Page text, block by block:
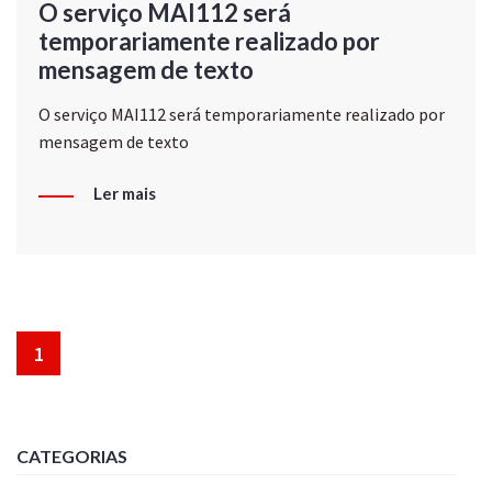
O serviço MAI112 será
temporariamente realizado por
mensagem de texto
O serviço MAI112 será temporariamente realizado por
mensagem de texto
Ler mais
1
CATEGORIAS